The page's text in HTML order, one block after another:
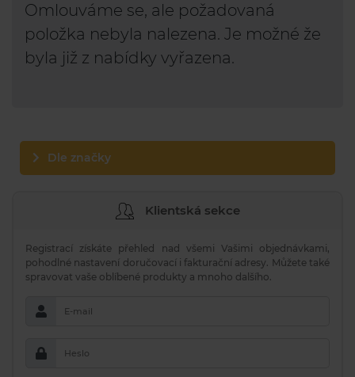
Omlouváme se, ale požadovaná
položka nebyla nalezena. Je možné že
byla již z nabídky vyřazena.
Dle značky
Klientská sekce
Registrací získáte přehled nad všemi Vašimi objednávkami,
pohodlné nastavení doručovací i fakturační adresy. Můžete také
spravovat vaše oblíbené produkty a mnoho dalšího.
E-mail
Heslo